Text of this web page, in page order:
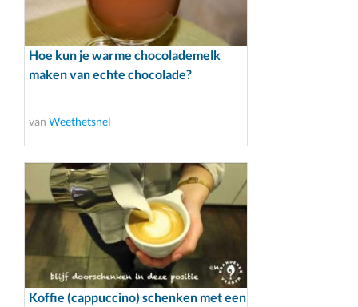
Hoe kun je warme chocolademelk
maken van echte chocolade?
van Weethetsnel
Koffie (cappuccino) schenken met een